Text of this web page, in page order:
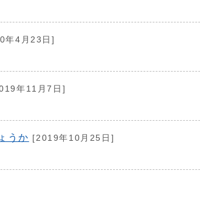
年4月23日]
年11月7日]
うか [2019年10月25日]